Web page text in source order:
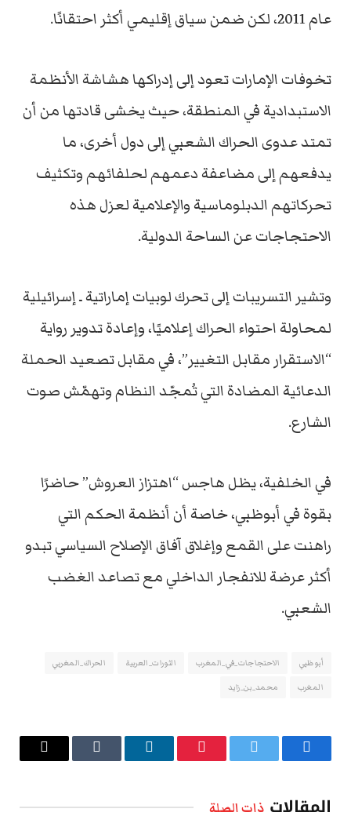
عام 2011، لكن ضمن سياق إقليمي أكثر احتقانًا.
تخوفات الإمارات تعود إلى إدراكها هشاشة الأنظمة
الاستبدادية في المنطقة، حيث يخشى قادتها من أن
تمتد عدوى الحراك الشعبي إلى دول أخرى، ما
يدفعهم إلى مضاعفة دعمهم لحلفائهم وتكثيف
تحركاتهم الدبلوماسية والإعلامية لعزل هذه
الاحتجاجات عن الساحة الدولية.
وتشير التسريبات إلى تحرك لوبيات إماراتية ـ إسرائيلية
لمحاولة احتواء الحراك إعلاميًا، وإعادة تدوير رواية
“الاستقرار مقابل التغيير”، في مقابل تصعيد الحملة
الدعائية المضادة التي تُمجّد النظام وتهمّش صوت
الشارع.
في الخلفية، يظل هاجس “اهتزاز العروش” حاضرًا
بقوة في أبوظبي، خاصة أن أنظمة الحكم التي
راهنت على القمع وإغلاق آفاق الإصلاح السياسي تبدو
أكثر عرضة للانفجار الداخلي مع تصاعد الغضب
الشعبي.
أبوظبي الاحتجاجات_في_المغرب الثورات_العربية
الحراك_المغربي
المغرب
محمد_بن_زايد
فيسبوك تويتر بينتيريستلينكدإن Tumblr
البريد
المقالات ذات الصلة